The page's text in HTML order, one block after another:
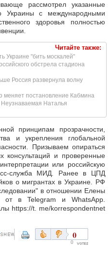
рассмотрел указанные
Украины с международными
здоровья полностью
Читайте также:
Украине "бить москалей"
обстрела стадиона
Россия развернула волну
меняет постановление Кабмина
Наталья
принципам прозрачности,
и укрепления глобальной
Призываем опираться
консультаций и проверенные
или российскую
служба МИД. Ранее в ЦПД
о мигрантах в Украине. РФ
в отношении Елены
в Telegram и WhatsApp.
https://t. me/korrespondentnet
0
0